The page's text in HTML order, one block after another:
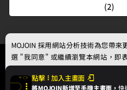
(2)
點擊 加入主畫面
將MOJOIN新增至手機主畫面，快
MOJOIN 採用網站分析技術為您帶來
選 "我同意" 或繼續瀏覽本網站，即
Cookie，欲瞭解更多資訊請見隱私權